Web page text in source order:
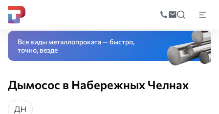
по
Главная Воздухоотводы
Все виды металлопроката — быстро,
точно, везде
Дымосос в Набережных Челнах
ДН